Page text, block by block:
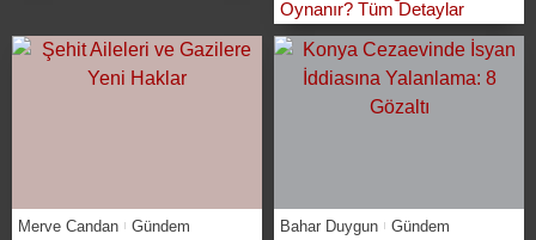
Oynanır? Tüm Detaylar
Merve Candan Gündem Bahar Duygun Gündem